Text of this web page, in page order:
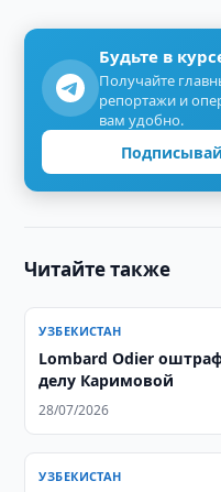
Будьте в
Получайте
репортажи и
вам удобно.
Читайте также
УЗБЕКИСТАН
Lombard Odier
делу Каримовой
28/07/2026
УЗБЕКИСТАН